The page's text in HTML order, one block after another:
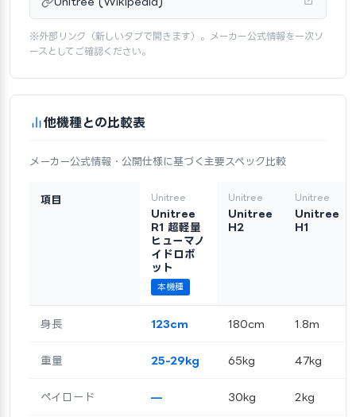
※外部リンク（新しいタブで開きます）。メーカー公式情報を一次ソ
ースとしてご確認ください。
他機種との比較表
メーカー公式情報・公開仕様に基づく主要スペック比較
項目 Unitree
Unitree
R1 超軽量
ヒューマノ
イドロボ
ット
本機種
Unitree
Unitree
H2
Unitree
Unitree
H1
身長 123cm 180cm 1.8m
重量 25-29kg 65kg 47kg
ペイロード — 30kg 2kg